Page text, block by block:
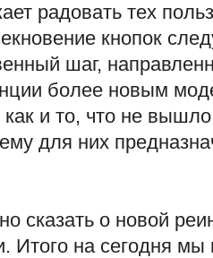
радовать тех
кнопок
шаг,
более новым
и то, что не
для них
сказать о новой
Итого на сегодня